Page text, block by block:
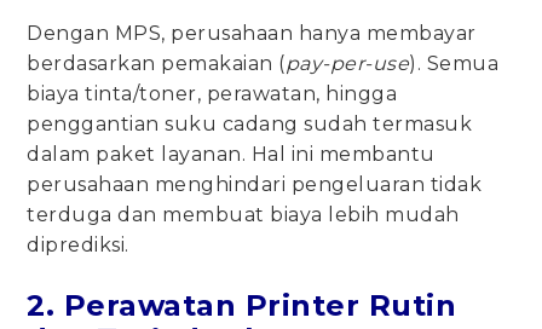
Dengan MPS, perusahaan hanya membayar
berdasarkan pemakaian (pay-per-use). Semua
biaya tinta/toner, perawatan, hingga
penggantian suku cadang sudah termasuk
dalam paket layanan. Hal ini membantu
perusahaan menghindari pengeluaran tidak
terduga dan membuat biaya lebih mudah
diprediksi.
2. Perawatan Printer Rutin